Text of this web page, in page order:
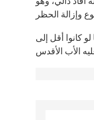
كانوا أقل إلى